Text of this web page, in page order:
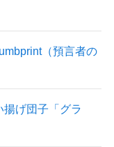
（預言者の
げ団子「グラ